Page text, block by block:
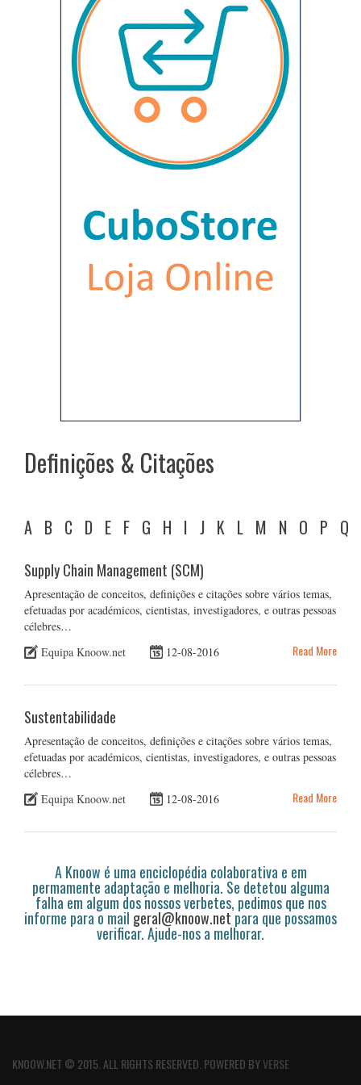
Definições & Citações
A B C D E F G H I J K L M N O P Q
Supply Chain Management (SCM)
Apresentação de conceitos, definições e citações sobre vários temas,
efetuadas por académicos, cientistas, investigadores, e outras pessoas
célebres…
Equipa Knoow.net
12-08-2016 Read More
Sustentabilidade
Apresentação de conceitos, definições e citações sobre vários temas,
efetuadas por académicos, cientistas, investigadores, e outras pessoas
célebres…
Equipa Knoow.net
12-08-2016 Read More
A Knoow é uma enciclopédia colaborativa e em
permamente adaptação e melhoria. Se detetou alguma
falha em algum dos nossos verbetes, pedimos que nos
informe para o mail geral@knoow.netpara que possamos
verificar. Ajude-nos a melhorar.
KNOOW.NET © 2015. ALL RIGHTS RESERVED. POWERED BYVERSE